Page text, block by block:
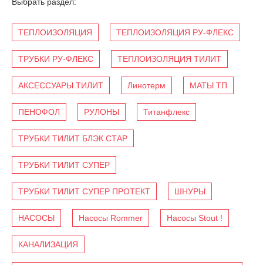
ТЕПЛОИЗОЛЯЦИЯ ТЕПЛОИЗОЛЯЦИЯ РУ-ФЛЕКС
ТРУБКИ РУ-ФЛЕКС ТЕПЛОИЗОЛЯЦИЯ ТИЛИТ
АКСЕССУАРЫ ТИЛИТ Линотерм МАТЫ ТП
ПЕНОФОЛ РУЛОНЫ Титанфлекс
ТРУБКИ ТИЛИТ БЛЭК СТАР
ТРУБКИ ТИЛИТ СУПЕР
ТРУБКИ ТИЛИТ СУПЕР ПРОТЕКТ ШНУРЫ
НАСОСЫ Насосы Rommer Насосы Stout !
КАНАЛИЗАЦИЯ